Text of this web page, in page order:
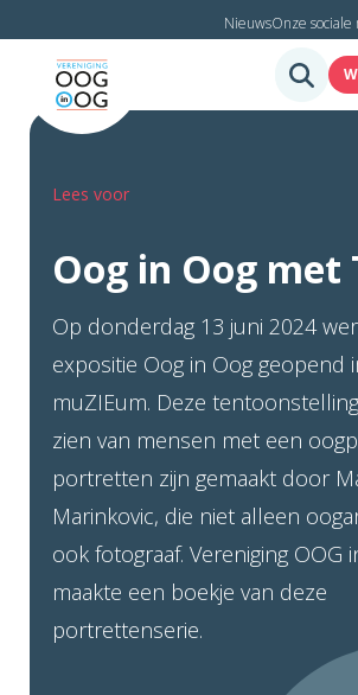
NieuwsOnze sociale
Lees voor
Oog in Oog met
Op donderdag 13 juni 2024
expositie Oog in Oog geopend
muZIEum. Deze
zien van mensen met een
portretten zijn gemaakt door
Marinkovic, die niet alleen
ook fotograaf. Vereniging OOG
maakte een boekje van deze
portrettenserie.